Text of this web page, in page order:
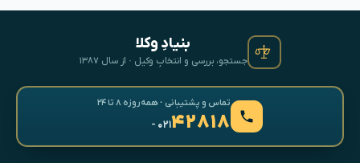
بنیادِ وکلا
جستجو، بررسی و انتخابِ وکیل · از سال ۱۳۸۷
تماس و پشتیبانی · همه‌روزه ۸ تا ۲۴
۴۲۸۱۸- ۰۲۱